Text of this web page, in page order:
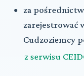
za
zarejestrować
Cudzoziemcy
z serwisu